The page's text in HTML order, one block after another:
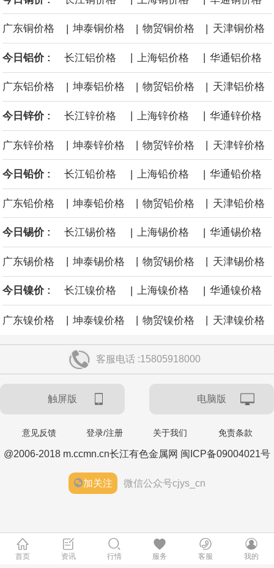
海力士：龙仁工厂将生产高带宽内存（HBM）及其他下一代动态随
机存取存储器（DRAM）。
必和必拓港口联合工会：必和必拓西澳大利亚铁矿石业务的工人已
通知，将于8月9日实施24小时停工。
8月7日，宇树科技董事长王兴兴网上路演时表示，报告期内，公司
核心技术和知识产权。截至2026年1月31日，公司拥有262项专利权
（含境内发明专利20项）。
广东铜价格 | 坤泰铜价格 | 物贸铜价格 | 天津铜价格
今日铝价 : 长江铝价格 上海铝价格 华通铝价格
广东铝价格 | 坤泰铝价格 | 物贸铝价格 | 天津铝价格
今日锌价 : 长江锌价格 上海锌价格 华通锌价格
广东锌价格 | 坤泰锌价格 | 物贸锌价格 | 天津锌价格
今日铅价 : 长江铅价格 | 上海铅价格 | 华通铅价格
广东铅价格 坤泰铅价格 物贸铅价格 天津铅价格
今日锡价 : 长江锡价格 | 上海锡价格 | 华通锡价格
广东锡价格 坤泰锡价格 物贸锡价格 天津锡价格
今日镍价 : 长江镍价格 | 上海镍价格 | 华通镍价格
广东镍价格 | 坤泰镍价格 | 物贸镍价格 | 天津镍价格
客服电话 :15805918000
触屏版 电脑版
意见反馈 登录/注册 关于我们 免责条款
@2006-2018 m.ccmn.cn长江有色金属网 闽ICP备09004021号
加关注 微信公众号cjys_cn
首页 资讯 行情 服务 客服 我的